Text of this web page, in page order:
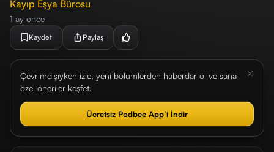
Kayıp Eşya Bürosu
1 ay önce
Kaydet Paylaş
Çevrimdışıyken izle, yeni bölümlerden haberdar ol ve sana
özel öneriler keşfet.
Ücretsiz Podbee App’i İndir